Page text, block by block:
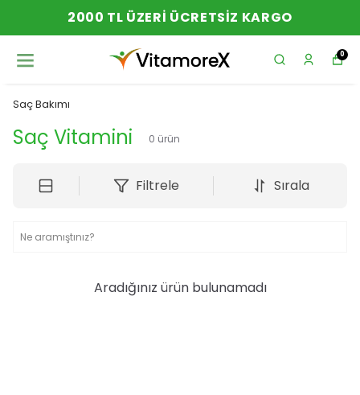
2000 TL ÜZERI ÜCRETSIZ KARGO
0
Saç Bakımı
Saç Vitamini 0 ürün
Filtrele Sırala
Aradığınız ürün bulunamadı